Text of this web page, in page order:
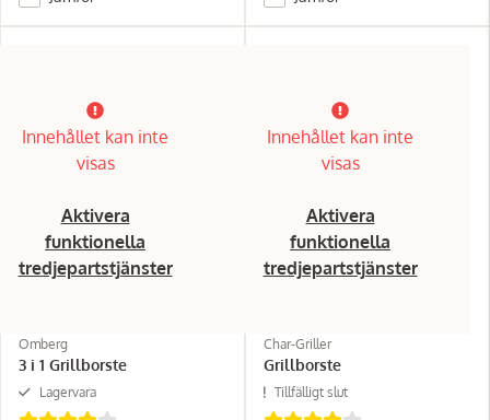
Innehållet kan inte
visas
Aktivera
funktionella
tredjepartstjänster
Omberg
3 i 1 Grillborste
Lagervara
Innehållet kan inte
visas
Aktivera
funktionella
tredjepartstjänster
Char-Griller
Grillborste
Tillfälligt slut